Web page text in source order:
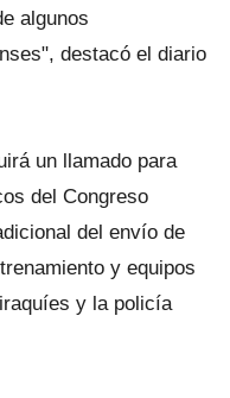
algunos
destacó el diario
un llamado para
del Congreso
del envío de
y equipos
y la policía